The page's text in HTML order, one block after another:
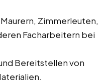
Zimmerleuten,
Facharbeitern bei
Bereitstellen von